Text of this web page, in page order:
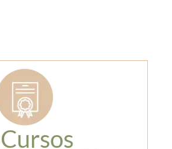
Cursos